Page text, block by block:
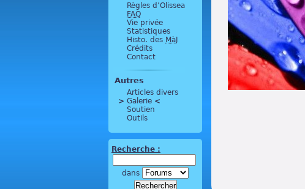
Règles d’Olissea
FAQ
Vie privée
Statistiques
Histo. des MàJ
Crédits
Contact
Autres
Articles divers
> Galerie <
Soutien
Outils
Recherche :
dans